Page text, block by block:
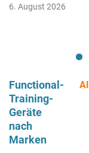
6. August 2026
Functional-
Training-
Geräte
nach
Marken